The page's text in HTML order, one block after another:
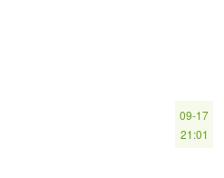
09-17
21:01